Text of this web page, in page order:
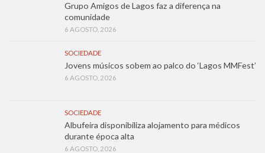
Grupo Amigos de Lagos faz a diferença na
comunidade
6 AGOSTO, 2026
SOCIEDADE
Jovens músicos sobem ao palco do ‘Lagos MMFest’
6 AGOSTO, 2026
SOCIEDADE
Albufeira disponibiliza alojamento para médicos
durante época alta
6 AGOSTO, 2026